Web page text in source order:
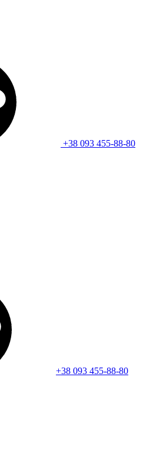
+38 093 455-88-80
+38 093 455-88-80